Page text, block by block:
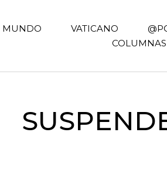
MUNDO VATICANO
COLUMNAS